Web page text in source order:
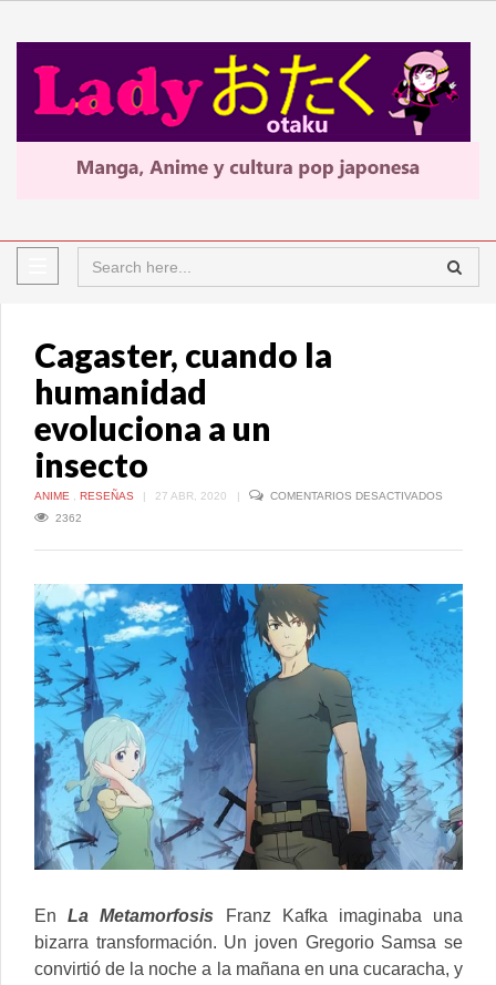
Cagaster, cuando la
humanidad
evoluciona a un
insecto
ANIME , RESEÑAS | 27 ABR, 2020 | COMENTARIOS DESACTIVADOS
A
UN
INSECTO
2362
EnLa Metamorfosis Franz Kafka imaginaba una
bizarra transformación. Un joven Gregorio Samsa se
convirtió de la noche a la mañana en una cucaracha, y